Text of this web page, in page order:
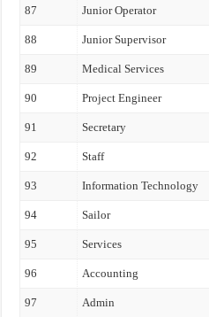
87 Junior Operator
88 Junior Supervisor
89 Medical Services
90 Project Engineer
91 Secretary
92 Staff
93 Information Technology
94 Sailor
95 Services
96 Accounting
97 Admin